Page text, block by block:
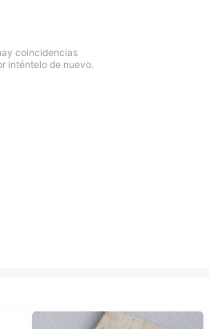
coincidencias
inténtelo de nuevo.